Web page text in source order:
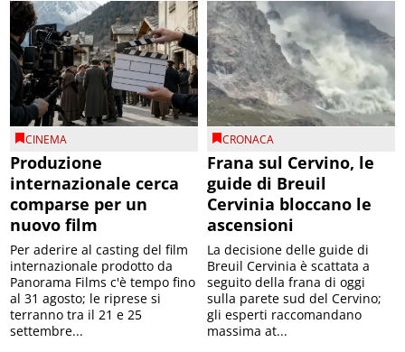
CINEMA
Produzione
internazionale cerca
comparse per un
nuovo film
Per aderire al casting del film
internazionale prodotto da
Panorama Films c'è tempo fino
al 31 agosto; le riprese si
terranno tra il 21 e 25
settembre...
CRONACA
Frana sul Cervino, le
guide di Breuil
Cervinia bloccano le
ascensioni
La decisione delle guide di
Breuil Cervinia è scattata a
seguito della frana di oggi
sulla parete sud del Cervino;
gli esperti raccomandano
massima at...